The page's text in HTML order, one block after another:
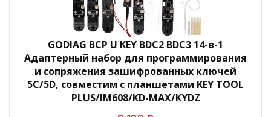
GODIAG BCP U KEY BDC2 BDC3 14-в-1
Адаптерный набор для программирования
и сопряжения зашифрованных ключей
5C/5D, совместим с планшетами KEY TOOL
PLUS/IM608/KD-MAX/KYDZ